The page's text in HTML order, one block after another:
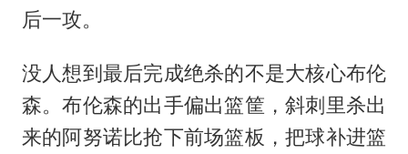
后一攻。
没人想到最后完成绝杀的不是大核心布伦
森。布伦森的出手偏出篮筐，斜刺里杀出
来的阿努诺比抢下前场篮板，把球补进篮